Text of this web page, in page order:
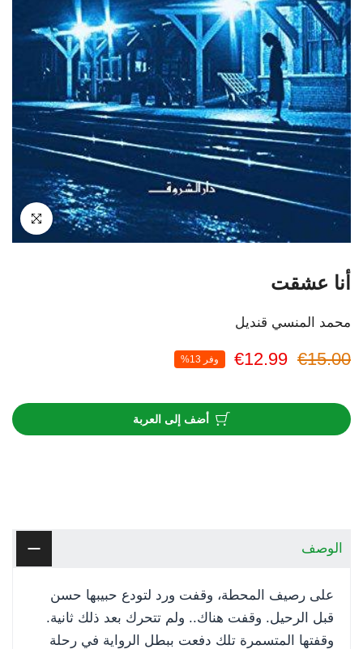
انقر للتكبير
أنا عشقت
محمد المنسي قنديل
€15.00
€12.99 وفر 13%
أضف إلى العربة
الوصف
على رصيف المحطة، وقفت ورد لتودع حبيبها حسن
قبل الرحيل. وقفت هناك.. ولم تتحرك بعد ذلك ثانية.
وقفتها المتسمرة تلك دفعت ببطل الرواية في رحلة